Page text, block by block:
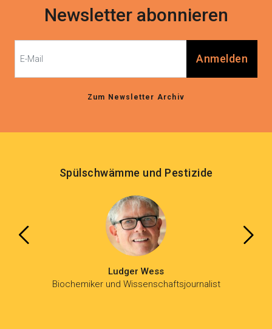
Newsletter abonnieren
Anmelden
Zum Newsletter Archiv
Spülschwämme und Pestizide
Ludger Wess
Biochemiker und Wissenschaftsjournalist